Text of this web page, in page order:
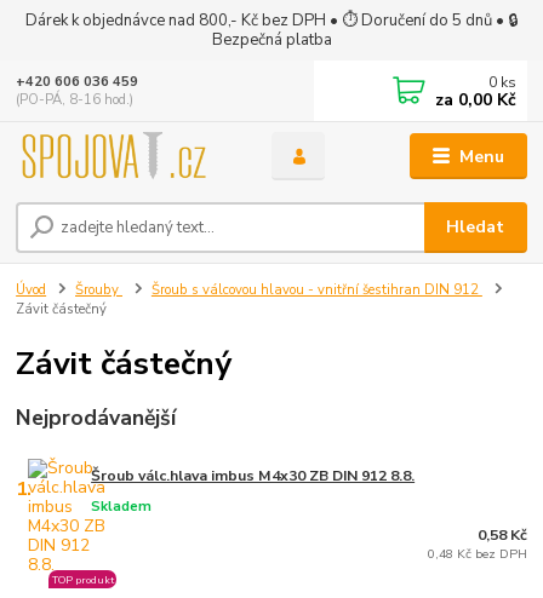
Dárek k objednávce nad 800,- Kč bez DPH • ⏱ Doručení do 5 dnů • 🔒
Bezpečná platba
Menu
Hledat
+420 606 036 459
(PO-PÁ, 8-16 hod.)
0 ks
za 0,00 Kč
Úvod Šrouby
Šroub s válcovou hlavou - vnitřní šestihran DIN 912
Závit částečný
Závit částečný
Nejprodávanější
1. Šroub válc.hlava imbus M4x30 ZB DIN 912 8.8.
Skladem
TOP produkt
0,58 Kč
0,48 Kč bez DPH